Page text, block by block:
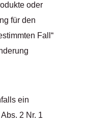
oder
für den
Fall“
ein
2 Nr. 1